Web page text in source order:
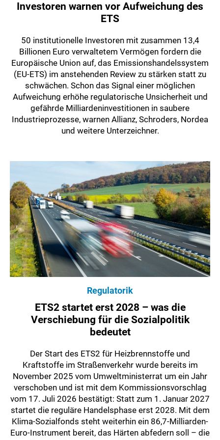
Investoren warnen vor Aufweichung des
ETS
50 institutionelle Investoren mit zusammen 13,4
Billionen Euro verwaltetem Vermögen fordern die
Europäische Union auf, das Emissionshandelssystem
(EU-ETS) im anstehenden Review zu stärken statt zu
schwächen. Schon das Signal einer möglichen
Aufweichung erhöhe regulatorische Unsicherheit und
gefährde Milliardeninvestitionen in saubere
Industrieprozesse, warnen Allianz, Schroders, Nordea
und weitere Unterzeichner.
Regulatorik
ETS2 startet erst 2028 – was die
Verschiebung für die Sozialpolitik
bedeutet
Der Start des ETS2 für Heizbrennstoffe und
Kraftstoffe im Straßenverkehr wurde bereits im
November 2025 vom Umweltministerrat um ein Jahr
verschoben und ist mit dem Kommissionsvorschlag
vom 17. Juli 2026 bestätigt: Statt zum 1. Januar 2027
startet die reguläre Handelsphase erst 2028. Mit dem
Klima-Sozialfonds steht weiterhin ein 86,7-Milliarden-
Euro-Instrument bereit, das Härten abfedern soll – die